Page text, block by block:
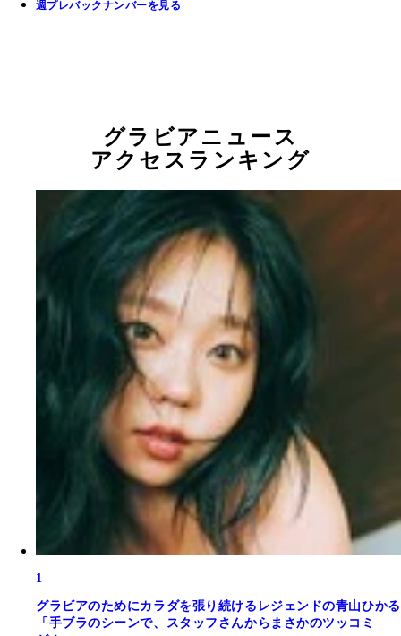
週プレバックナンバーを見る
グラビアニュース
アクセスランキング
1
グラビアのためにカラダを張り続けるレジェンドの青山ひかる
「手ブラのシーンで、スタッフさんからまさかのツッコミ